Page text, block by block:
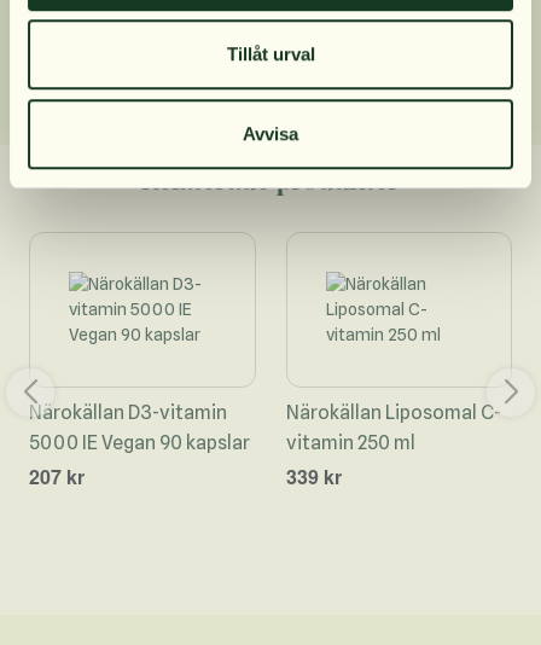
Tillåt urval
Avvisa
Relaterade produkter
Närokällan D3-vitamin
5000 IE Vegan 90 kapslar
207 kr
Närokällan Liposomal C-
vitamin 250 ml
339 kr